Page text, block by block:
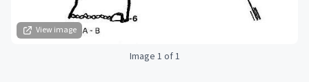
View image
Image 1 of 1